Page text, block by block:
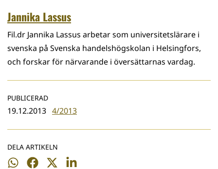
Jannika Lassus
Fil.dr Jannika Lassus arbetar som universitetslärare i
svenska på Svenska handelshögskolan i Helsingfors,
och forskar för närvarande i översättarnas vardag.
PUBLICERAD
19.12.2013 4/2013
DELA ARTIKELN
Dela
Dela
Dela
Dela